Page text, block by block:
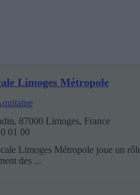
Limoges Métropole
87000 Limoges, France
01 00
Limoges Métropole joue un
des ...